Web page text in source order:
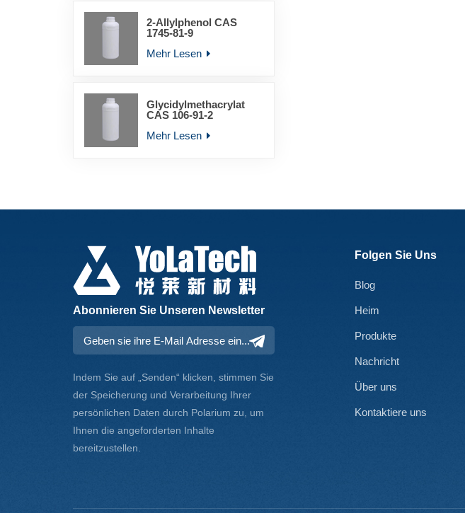
2-Allylphenol CAS
1745-81-9
Mehr Lesen
Glycidylmethacrylat
CAS 106-91-2
Mehr Lesen
Abonnieren Sie Unseren Newsletter
Indem Sie auf „Senden“ klicken, stimmen Sie
der Speicherung und Verarbeitung Ihrer
persönlichen Daten durch Polarium zu, um
Ihnen die angeforderten Inhalte
bereitzustellen.
Folgen Sie Uns
Blog
Heim
Produkte
Nachricht
Über uns
Kontaktiere uns